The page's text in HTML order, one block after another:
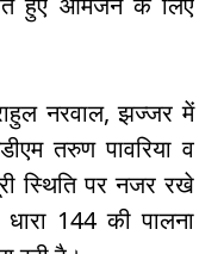
नरवाल, झज्जर में
तरुण पावरिया व
स्थिति पर नजर रखे
144 की पालना